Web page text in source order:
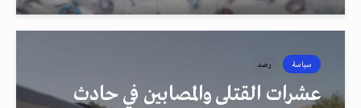
سياسة رصد
عشرات القتلى والمصابين في حادث